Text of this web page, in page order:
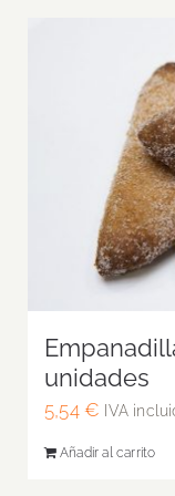
unidades
5,54 € IVA
Añadir al carrito